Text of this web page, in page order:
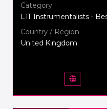
Category
LIT Instrumentalists -
Country / Region
United Kingdom